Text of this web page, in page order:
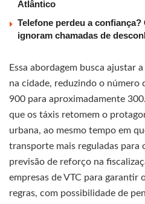
Atlântico
Telefone perdeu a
ignoram chamadas de
Essa abordagem busca ajustar
na cidade, reduzindo o número
900 para aproximadamente
que os táxis retomem o
urbana, ao mesmo tempo em
transporte mais reguladas para
previsão de reforço na
empresas de VTC para garantir
regras, com possibilidade de